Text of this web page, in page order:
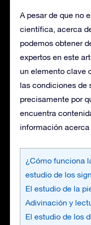
A pesar de que no
científica, acerca
podemos obtener
expertos en este
un elemento clave
las condiciones de
precisamente por
encuentra
información
¿Cómo funciona
estudio de los
El estudio de la
Adivinación y
El estudio de los